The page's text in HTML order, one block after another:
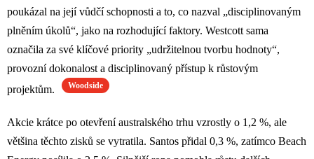
poukázal na její vůdčí schopnosti a to, co nazval „disciplinovaným
plněním úkolů“, jako na rozhodující faktory. Westcott sama
označila za své klíčové priority „udržitelnou tvorbu hodnoty“,
provozní dokonalost a disciplinovaný přístup k růstovým
projektům.
Woodside
Akcie krátce po otevření australského trhu vzrostly o 1,2 %, ale
většina těchto zisků se vytratila. Santos přidal 0,3 %, zatímco Beach